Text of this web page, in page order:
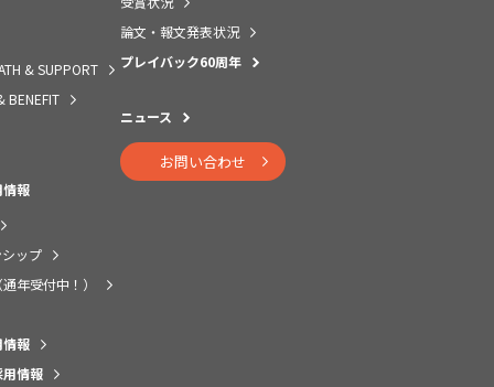
& SUPPORT
BENEFIT
報
ップ
年受付中！）
報
情報
論文・報文発表状況
プレイバック60周年
ニュース
お問い合わせ